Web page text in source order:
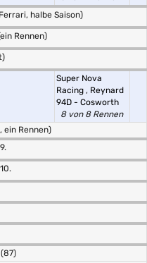
halbe Saison)
Rennen)
Super Nova
Racing , Reynard
94D - Cosworth
8 von 8 Rennen
ein Rennen)